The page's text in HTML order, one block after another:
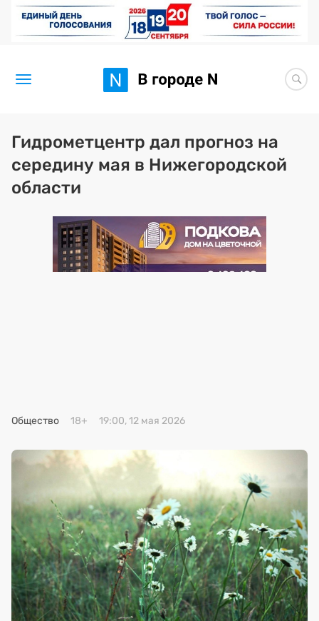
Новости
Статьи
BORЩ
Искусство исцелять
Гидрометцентр дал прогноз на
середину мая в Нижегородской
области
Общество 18+ 19:00, 12 мая 2026